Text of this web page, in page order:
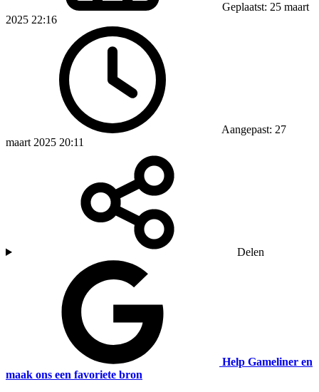
Geplaatst: 25 maart
2025 22:16
Aangepast: 27
maart 2025 20:11
Delen
Help Gameliner en
maak ons een favoriete bron